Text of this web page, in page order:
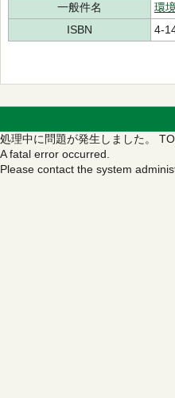
一般件名
環
ISBN
4-
処理中に問題が発生しました。
A fatal error occurred.
Please contact the system